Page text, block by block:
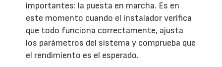
importantes: la puesta en marcha. Es en
este momento cuando el instalador verifica
que todo funciona correctamente, ajusta
los parámetros del sistema y comprueba que
el rendimiento es el esperado.